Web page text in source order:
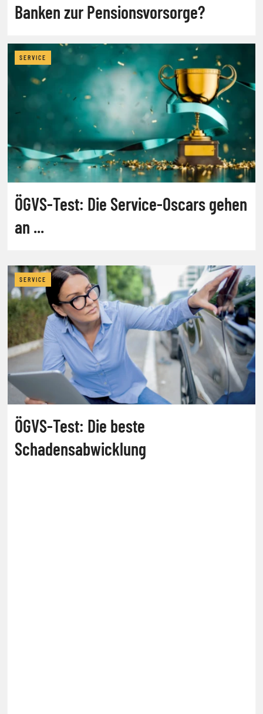
Banken zur Pensionsvorsorge?
SERVICE
ÖGVS-Test: Die Service-Oscars gehen
an ...
SERVICE
ÖGVS-Test: Die beste
Schadensabwicklung